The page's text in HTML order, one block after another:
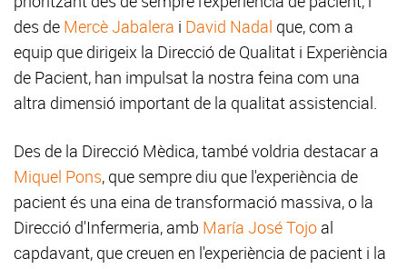
des de Mercè Jabalera i David Nadal que, com a
equip que dirigeix la Direcció de Qualitat i Experiència
de Pacient, han impulsat la nostra feina com una
altra dimensió important de la qualitat assistencial.
Des de la Direcció Mèdica, també voldria destacar a
Miquel Pons, que sempre diu que l'experiència de
pacient és una eina de transformació massiva, o la
Direcció d'Infermeria, amb María José Tojo al
capdavant, que creuen en l'experiència de pacient i la